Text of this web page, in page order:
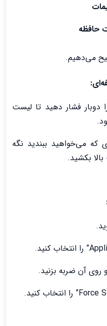
حافظه
می‌دهیم.
دوبار فشار دهید تا لیست
که می‌خواهید ببندید نگه
بکشید.
و روی آن ضربه بزنید.